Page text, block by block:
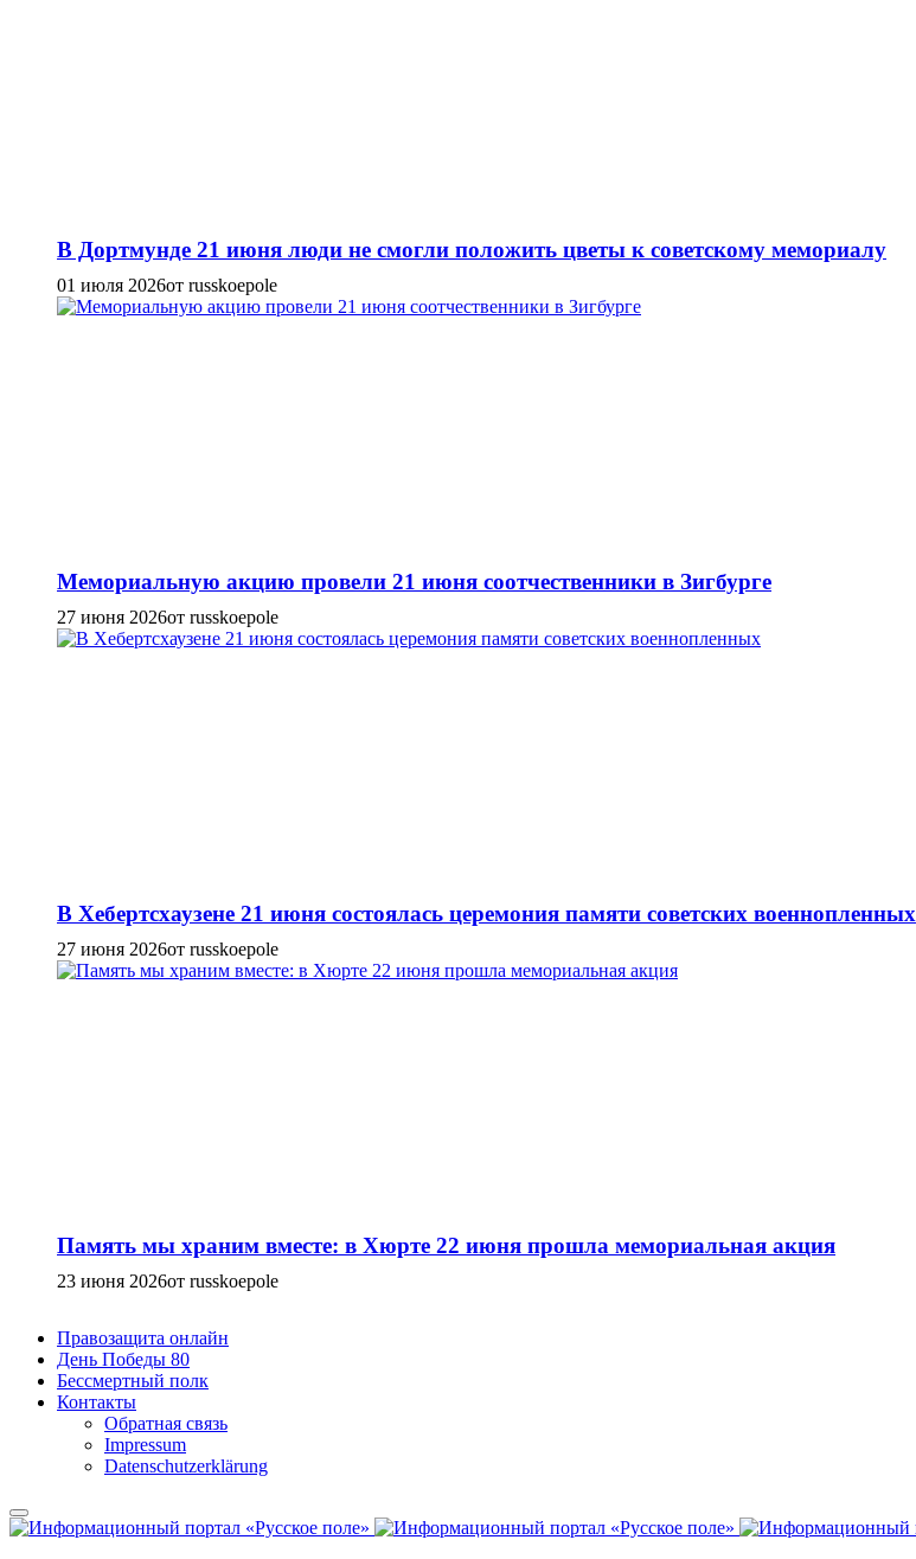
В Дортмунде 21 июня люди не смогли положить цветы к советскому мемориалу
01 июля 2026от russkoepole
Мемориальную акцию провели 21 июня соотчественники в Зигбурге
27 июня 2026от russkoepole
В Хебертсхаузене 21 июня состоялась церемония памяти советских военнопленных
27 июня 2026от russkoepole
Память мы храним вместе: в Хюрте 22 июня прошла мемориальная акция
23 июня 2026от russkoepole
Правозащита онлайн
День Победы 80
Бессмертный полк
Контакты
Обратная связь
Impressum
Datenschutzerklärung